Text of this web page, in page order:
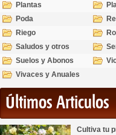
Plantas
Poda
Riego
Saludos y otros
temas
Suelos y Abonos
Vivaces y Anuales
Últimos Articulos
Cultiva tu